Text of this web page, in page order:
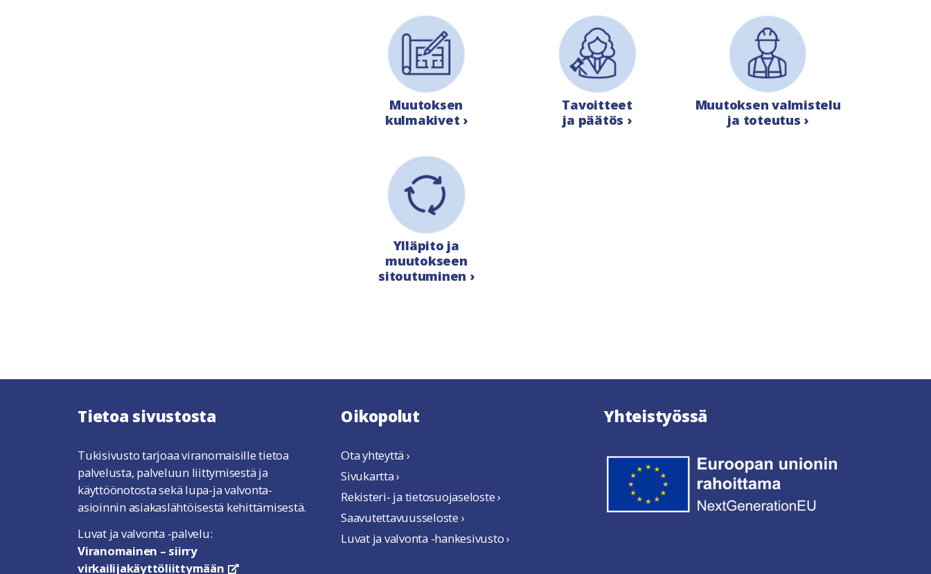
Muutoksen
kulmakivet ›
Tavoitteet
ja päätös ›
Muutoksen valmistelu
ja toteutus ›
Ylläpito ja
muutokseen
sitoutuminen ›
Tietoa sivustosta
Tukisivusto tarjoaa viranomaisille tietoa
palvelusta, palveluun liittymisestä ja
käyttöönotosta sekä lupa-ja valvonta-
asioinnin asiakaslähtöisestä kehittämisestä.
Luvat ja valvonta -palvelu:
Viranomainen – siirry
virkailijakäyttöliittymään
linkki avautuu uuteen ikkunaan
Oikopolut
Ota yhteyttä ›
Sivukartta ›
Rekisteri- ja tietosuojaseloste ›
Saavutettavuusseloste ›
Luvat ja valvonta -hankesivusto ›
Yhteistyössä